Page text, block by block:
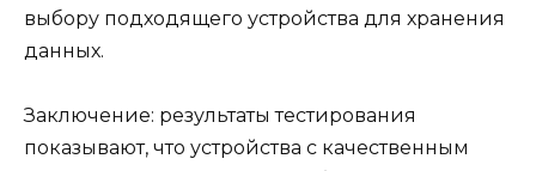
выбору подходящего устройства для хранения
данных.
Заключение: результаты тестирования
показывают, что устройства с качественным